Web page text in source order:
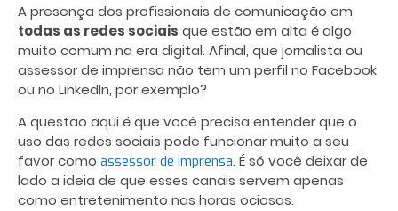
A presença dos profissionais de comunicação em
todas as redes sociais que estão em alta é algo
muito comum na era digital. Afinal, que jornalista ou
assessor de imprensa não tem um perfil no Facebook
ou no LinkedIn, por exemplo?
A questão aqui é que você precisa entender que o
uso das redes sociais pode funcionar muito a seu
favor como assessor de imprensa. É só você deixar de
lado a ideia de que esses canais servem apenas
como entretenimento nas horas ociosas.